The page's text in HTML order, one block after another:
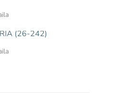
(26-242)